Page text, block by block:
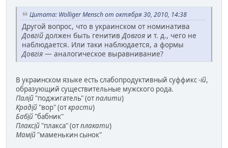
Цитата: Wolliger Mensch от октября 30, 2010, 14:38
Другой вопрос, что в украинском от номинатива
Довгій должен быть генитивДовгоя и т. д., чего не
наблюдается. Или таки наблюдается, а формы
Довгія — аналогическое выравнивание?
В украинском языке есть слабопродуктивный суффикс-ій,
образующий существительные мужского рода.
Палій "поджигатель" (отпалити)
Крадій "вор" (открасти)
Бабій "бабник"
Плаксій "плакса" (отплакати)
Мамій "маменькин сынок"